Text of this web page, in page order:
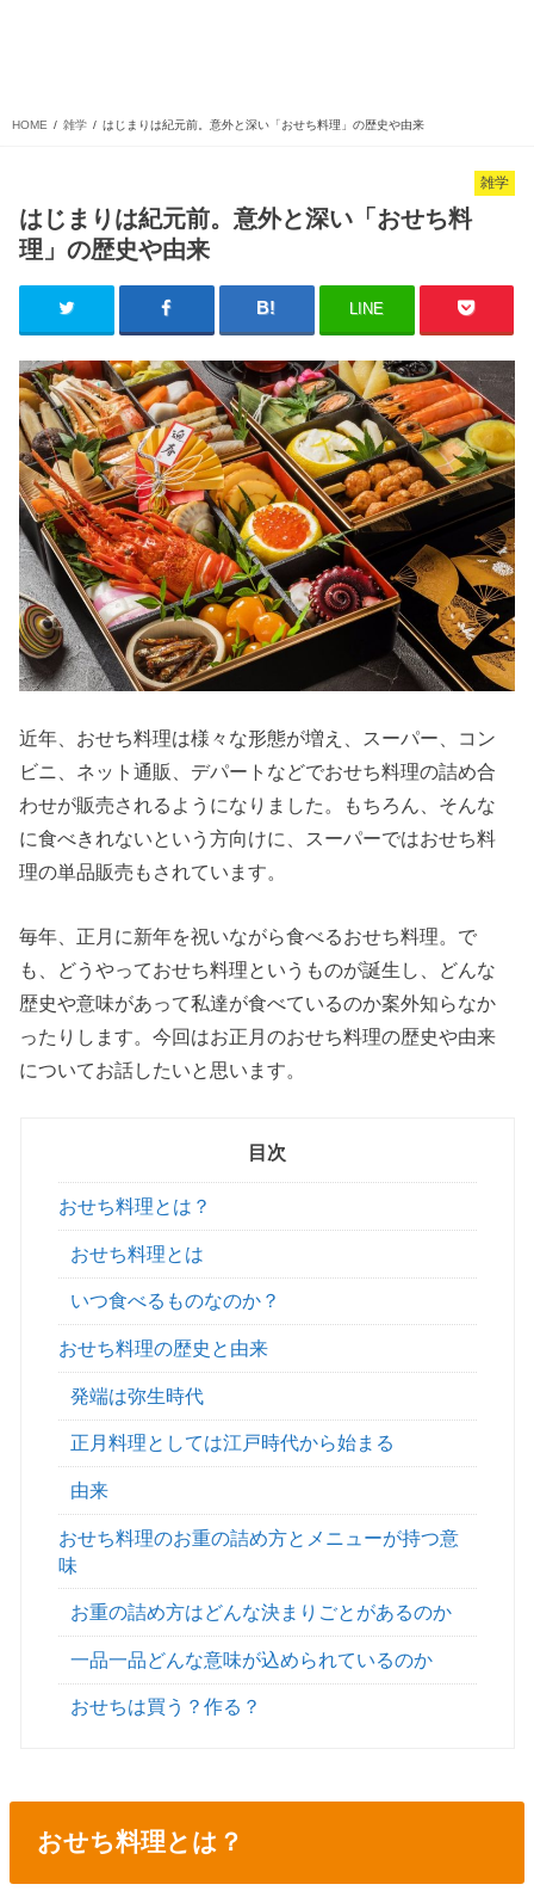
HOME 雑学 はじまりは紀元前。意外と深い「おせち料理」の歴史や由来
雑学
はじまりは紀元前。意外と深い「おせち料
理」の歴史や由来
LINE
近年、おせち料理は様々な形態が増え、スーパー、コン
ビニ、ネット通販、デパートなどでおせち料理の詰め合
わせが販売されるようになりました。もちろん、そんな
に食べきれないという方向けに、スーパーではおせち料
理の単品販売もされています。
毎年、正月に新年を祝いながら食べるおせち料理。で
も、どうやっておせち料理というものが誕生し、どんな
歴史や意味があって私達が食べているのか案外知らなか
ったりします。今回はお正月のおせち料理の歴史や由来
についてお話したいと思います。
目次
おせち料理とは？
おせち料理とは
いつ食べるものなのか？
おせち料理の歴史と由来
発端は弥生時代
正月料理としては江戸時代から始まる
由来
おせち料理のお重の詰め方とメニューが持つ意
味
お重の詰め方はどんな決まりごとがあるのか
一品一品どんな意味が込められているのか
おせちは買う？作る？
おせち料理とは？